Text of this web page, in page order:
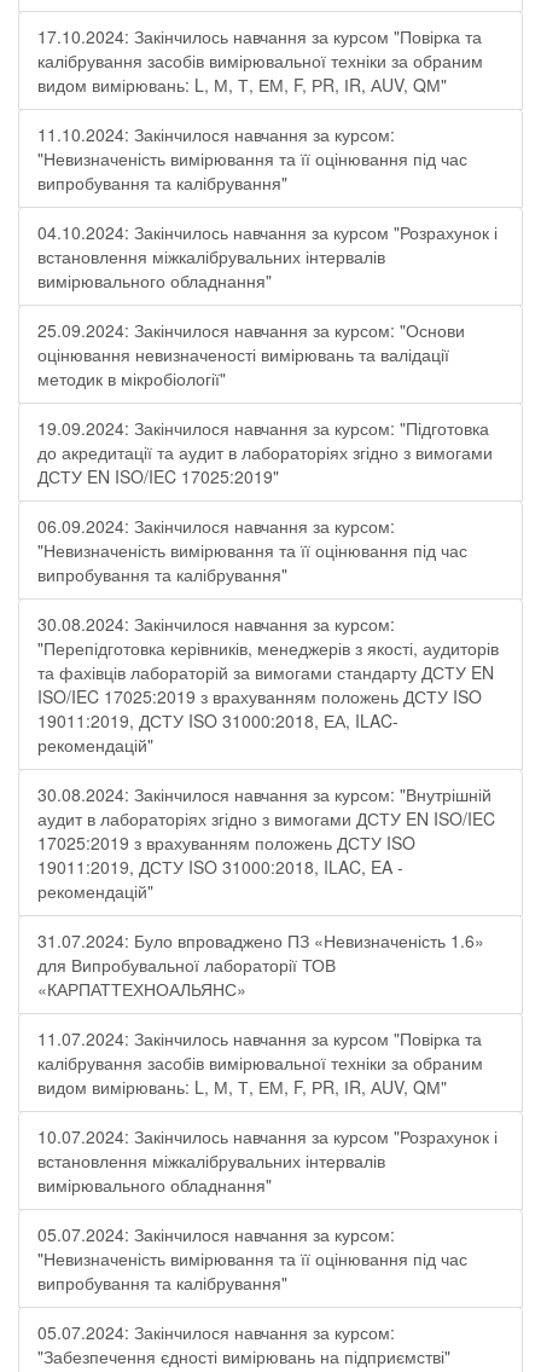
17.10.2024: Закінчилось навчання за курсом "Повірка та
калібрування засобів вимірювальної техніки за обраним
видом вимірювань: L, М, Т, ЕМ, F, РR, ІR, АUV, QМ"
11.10.2024: Закінчилося навчання за курсом:
"Невизначеність вимірювання та її оцінювання під час
випробування та калібрування"
04.10.2024: Закінчилось навчання за курсом "Розрахунок і
встановлення міжкалібрувальних інтервалів
вимірювального обладнання"
25.09.2024: Закінчилося навчання за курсом: "Основи
оцінювання невизначеності вимірювань та валідації
методик в мікробіології"
19.09.2024: Закінчилося навчання за курсом: "Підготовка
до акредитації та аудит в лабораторіях згідно з вимогами
ДСТУ EN ISO/IEC 17025:2019"
06.09.2024: Закінчилося навчання за курсом:
"Невизначеність вимірювання та її оцінювання під час
випробування та калібрування"
30.08.2024: Закінчилося навчання за курсом:
"Перепідготовка керівників, менеджерів з якості, аудиторів
та фахівців лабораторій за вимогами стандарту ДСТУ EN
ISO/IEC 17025:2019 з врахуванням положень ДСТУ ISO
19011:2019, ДСТУ ISO 31000:2018, ЕА, ILAC-
рекомендацій"
30.08.2024: Закінчилося навчання за курсом: "Внутрішній
аудит в лабораторіях згідно з вимогами ДСТУ EN ISO/IEC
17025:2019 з врахуванням положень ДСТУ ISO
19011:2019, ДСТУ ISO 31000:2018, ILAC, EA -
рекомендацій"
31.07.2024: Було впроваджено ПЗ «Невизначеність 1.6»
для Випробувальної лабораторії ТОВ
«КАРПАТТЕХНОАЛЬЯНС»
11.07.2024: Закінчилось навчання за курсом "Повірка та
калібрування засобів вимірювальної техніки за обраним
видом вимірювань: L, М, Т, ЕМ, F, РR, ІR, АUV, QМ"
10.07.2024: Закінчилось навчання за курсом "Розрахунок і
встановлення міжкалібрувальних інтервалів
вимірювального обладнання"
05.07.2024: Закінчилося навчання за курсом:
"Невизначеність вимірювання та її оцінювання під час
випробування та калібрування"
05.07.2024: Закінчилося навчання за курсом:
"Забезпечення єдності вимірювань на підприємстві"